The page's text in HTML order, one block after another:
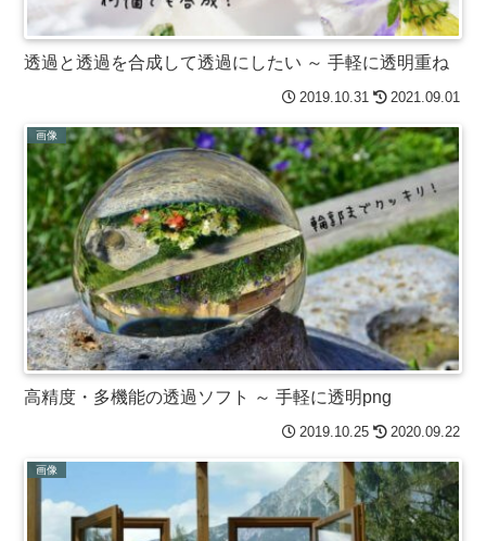
透過と透過を合成して透過にしたい ～ 手軽に透明重ね
2019.10.31 2021.09.01
画像
高精度・多機能の透過ソフト ～ 手軽に透明png
2019.10.25 2020.09.22
画像